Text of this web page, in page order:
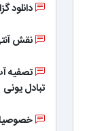
دانلود
نقش
تصفیه
تبادل یونی